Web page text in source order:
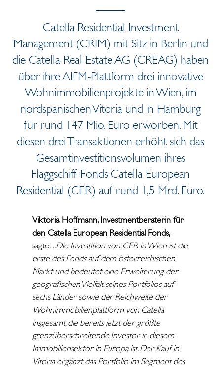
Catella Residential Investment
Management (CRIM) mit Sitz in Berlin und
die Catella Real Estate AG (CREAG) haben
über ihre AIFM-Plattform drei innovative
Wohnimmobilienprojekte in Wien, im
nordspanischen Vitoria und in Hamburg
für rund 147 Mio. Euro erworben. Mit
diesen drei Transaktionen erhöht sich das
Gesamtinvestitionsvolumen ihres
Flaggschiff-Fonds Catella European
Residential (CER) auf rund 1,5 Mrd. Euro.
Viktoria Hoffmann, Investmentberaterin für
den Catella European Residential Fonds,
sagte:„Die Investition von CER in Wien ist die
erste des Fonds auf dem österreichischen
Markt und bedeutet eine Erweiterung der
geografischen Vielfalt seines Portfolios auf
sechs Länder sowie der Reichweite der
Wohnimmobilienplattform von Catella
insgesamt, die bereits jetzt der größte
grenzüberschreitende Investor in diesem
Immobiliensektor in Europa ist. Der Kauf in
Vitoria ergänzt das Portfolio im Segment des